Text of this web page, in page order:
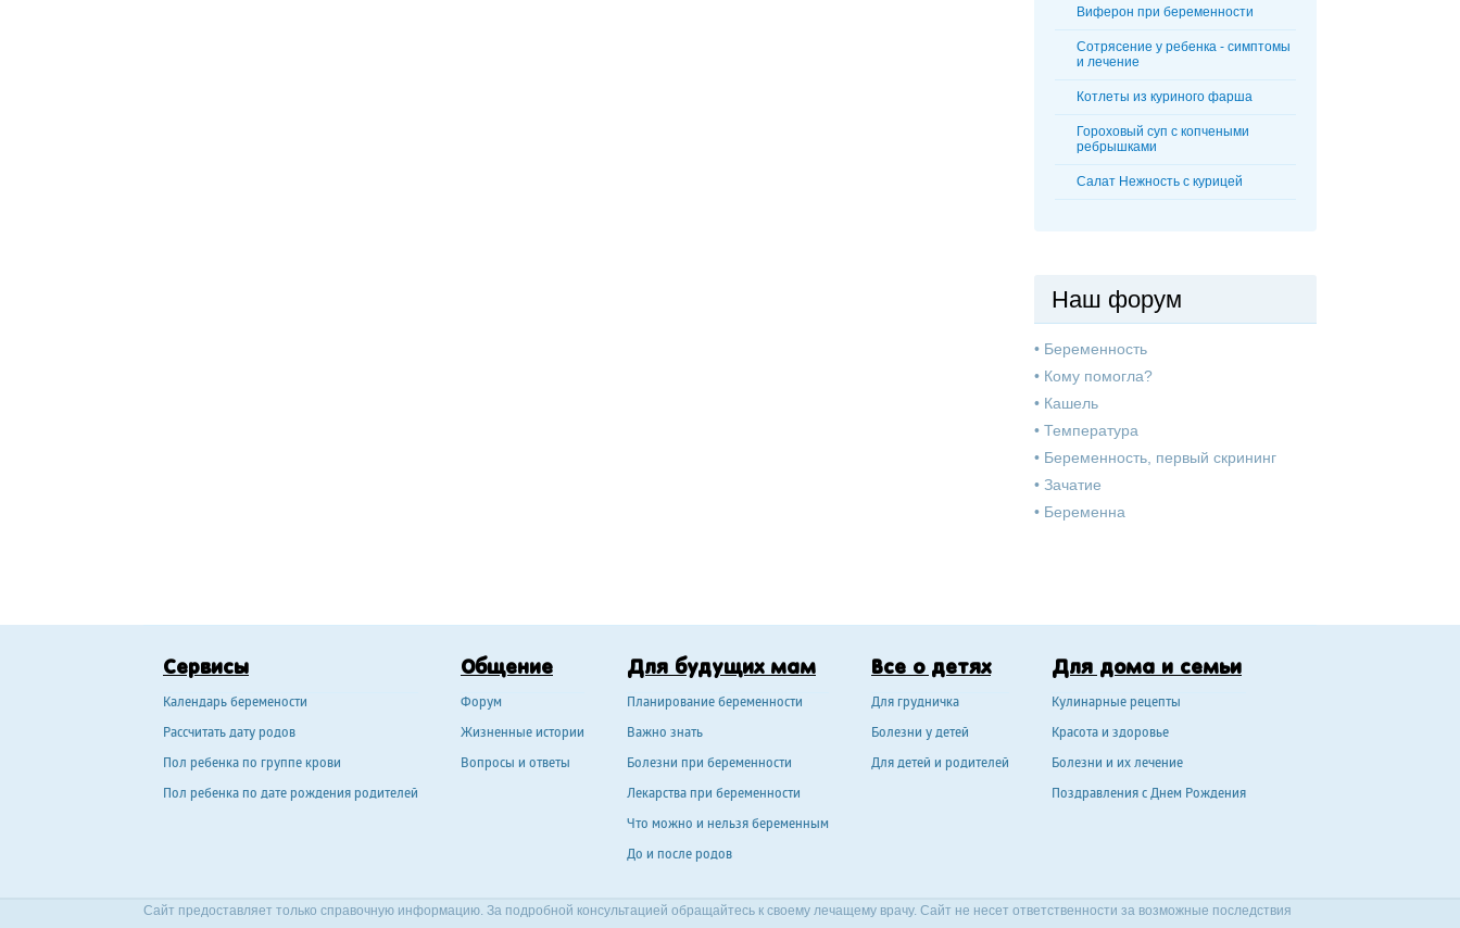
Виферон при беременности
Сотрясение у ребенка - симптомы
и лечение
Котлеты из куриного фарша
Гороховый суп с копчеными
ребрышками
Салат Нежность с курицей
Наш форум
• Беременность
• Кому помогла?
• Кашель
• Температура
• Беременность, первый скрининг
• Зачатие
• Беременна
Сервисы
Календарь беремености
Рассчитать дату родов
Пол ребенка по группе крови
Пол ребенка по дате рождения родителей
Общение
Форум
Жизненные истории
Вопросы и ответы
Для будущих мам
Планирование беременности
Важно знать
Болезни при беременности
Лекарства при беременности
Что можно и нельзя беременным
До и после родов
Все о детях
Для грудничка
Болезни у детей
Для детей и родителей
Для дома и семьи
Кулинарные рецепты
Красота и здоровье
Болезни и их лечение
Поздравления с Днем Рождения
Сайт предоставляет только справочную информацию. За подробной консультацией обращайтесь к своему лечащему врачу. Сайт не несет ответственности за возможные последствия